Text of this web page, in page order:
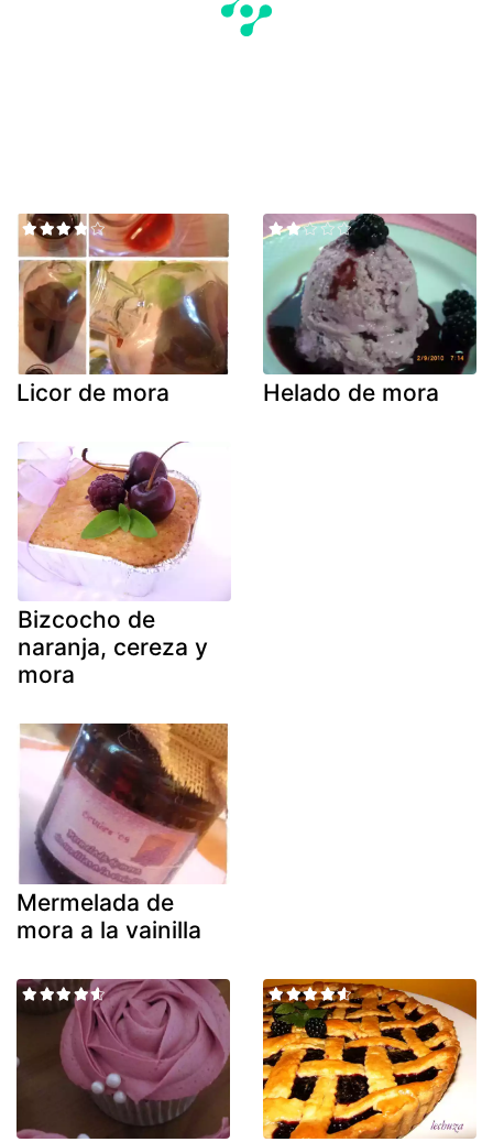
Licor de mora Helado de mora
Bizcocho de
naranja, cereza y
mora
Mermelada de
mora a la vainilla